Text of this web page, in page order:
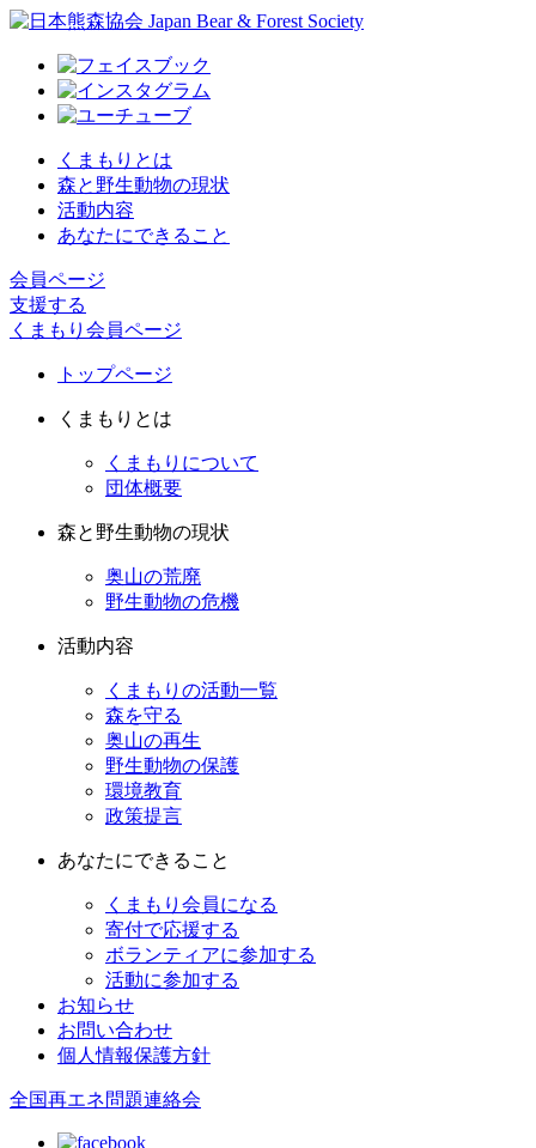
くまもりとは
森と野生動物の現状
活動内容
あなたにできること
会員ページ
支援する
くまもり会員ページ
トップページ
くまもりとは
くまもりについて
団体概要
森と野生動物の現状
奥山の荒廃
野生動物の危機
活動内容
くまもりの活動一覧
森を守る
奥山の再生
野生動物の保護
環境教育
政策提言
あなたにできること
くまもり会員になる
寄付で応援する
ボランティアに参加する
活動に参加する
お知らせ
お問い合わせ
個人情報保護方針
全国再エネ問題連絡会